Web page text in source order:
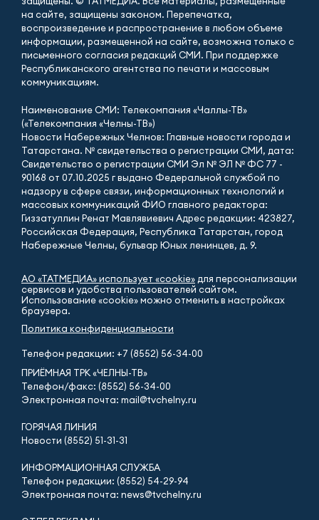
на сайте, защищены законом. Перепечатка,
воспроизведение и распространение в любом объеме
информации, размещенной на сайте, возможна только с
письменного согласия редакций СМИ. При поддержке
Республиканского агентства по печати и массовым
коммуникациям.
Наименование СМИ: Телекомпания «Чаллы-ТВ»
(«Телекомпания «Челны-ТВ»)
Новости Набережных Челнов: Главные новости города и
Татарстана. № свидетельства о регистрации СМИ, дата:
Свидетельство о регистрации СМИ Эл № ЭЛ № ФС 77 -
90168 от 07.10.2025 г выдано Федеральной службой по
надзору в сфере связи, информационных технологий и
массовых коммуникаций ФИО главного редактора:
Гиззатуллин Ренат Мавлявиевич Адрес редакции: 423827,
Российская Федерация, Республика Татарстан, город
Набережные Челны, бульвар Юных ленинцев, д. 9.
АО «ТАТМЕДИА» использует «cookie»для персонализации
сервисов и удобства пользователей сайтом.
Использование «cookie» можно отменить в настройках
браузера.
Политика конфиденциальности
Телефон редакции: +7 (8552) 56-34-00
ПРИЁМНАЯ ТРК «ЧЕЛНЫ-ТВ»
Телефон/факс: (8552) 56-34-00
Электронная почта: mail@tvchelny.ru
ГОРЯЧАЯ ЛИНИЯ
Новости (8552) 51-31-31
ИНФОРМАЦИОННАЯ СЛУЖБА
Телефон редакции: (8552) 54-29-94
Электронная почта: news@tvchelny.ru